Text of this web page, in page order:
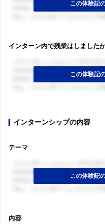
インターン内で残業はしました
インターンシップの内容
テーマ
内容